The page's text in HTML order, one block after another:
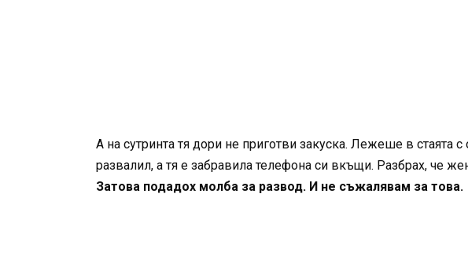
А на сутринта тя дори не приготви закуска. Лежеше в стаята
развалил, а тя е забравила телефона си вкъщи. Разбрах, че
Затова подадох молба за развод. И не съжалявам за това.